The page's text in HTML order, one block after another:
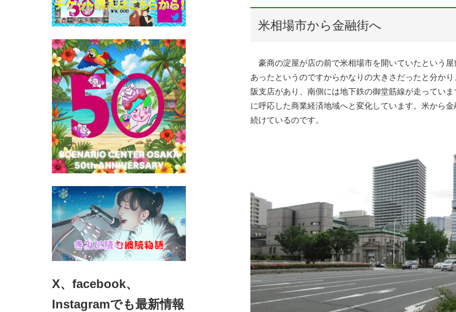
米相場市から金融街へ
豪商の淀屋が店の前で米相場市を開いていたという
あったというのですからかなりの大きさだったと分か
阪支店があり、南側には地下鉄の御堂筋線が走ってい
に呼応した商業経済地域へと変化しています。米から
続けているのです。
X、facebook、
Instagramでも最新情報